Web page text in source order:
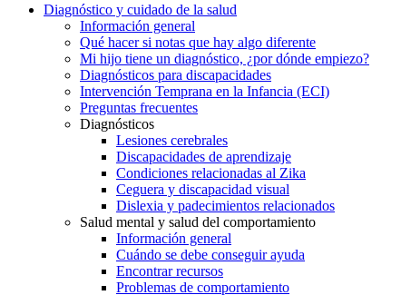
Diagnóstico y cuidado de la salud
Información general
Qué hacer si notas que hay algo diferente
Mi hijo tiene un diagnóstico, ¿por dónde empiezo?
Diagnósticos para discapacidades
Intervención Temprana en la Infancia (ECI)
Preguntas frecuentes
Diagnósticos
Lesiones cerebrales
Discapacidades de aprendizaje
Condiciones relacionadas al Zika
Ceguera y discapacidad visual
Dislexia y padecimientos relacionados
Salud mental y salud del comportamiento
Información general
Cuándo se debe conseguir ayuda
Encontrar recursos
Problemas de comportamiento